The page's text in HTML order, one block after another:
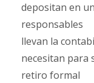
depositan en
responsables
llevan la
necesitan para
retiro formal